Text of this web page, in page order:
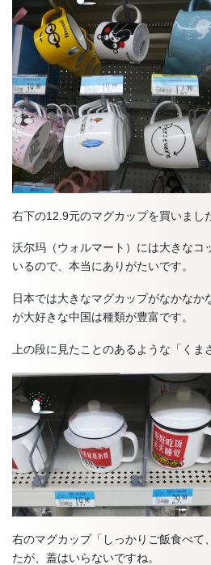
右下の12.9元のマグカップを買いまし
沃尔玛（ウォルマート）には大きなコ
いるので、本当にありがたいです。
日本では大きなマグカップがなかなか
が大好きな中国は種類が豊富です。
上の段に見たことのあるような「くま
右のマグカップ「しっかりご飯食べて
たが、蓋はいらないですね。